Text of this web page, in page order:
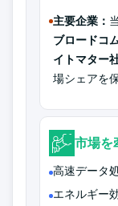
主要企業：
ブロードコ
イトマター
場シェアを保
市場を
高速データ
エネルギー